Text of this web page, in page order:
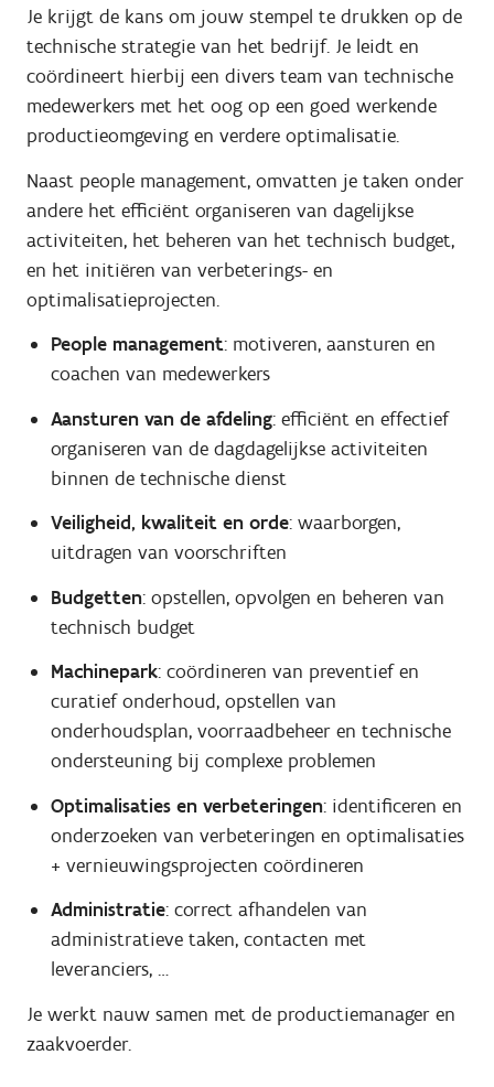
Je krijgt de kans om jouw stempel te drukken op de
technische strategie van het bedrijf. Je leidt en
coördineert hierbij een divers team van technische
medewerkers met het oog op een goed werkende
productieomgeving en verdere optimalisatie.
Naast people management, omvatten je taken onder
andere het efficiënt organiseren van dagelijkse
activiteiten, het beheren van het technisch budget,
en het initiëren van verbeterings- en
optimalisatieprojecten.
People management: motiveren, aansturen en
coachen van medewerkers
Aansturen van de afdeling: efficiënt en effectief
organiseren van de dagdagelijkse activiteiten
binnen de technische dienst
Veiligheid, kwaliteit en orde: waarborgen,
uitdragen van voorschriften
Budgetten: opstellen, opvolgen en beheren van
technisch budget
Machinepark: coördineren van preventief en
curatief onderhoud, opstellen van
onderhoudsplan, voorraadbeheer en technische
ondersteuning bij complexe problemen
Optimalisaties en verbeteringen: identificeren en
onderzoeken van verbeteringen en optimalisaties
+ vernieuwingsprojecten coördineren
Administratie: correct afhandelen van
administratieve taken, contacten met
leveranciers, …
Je werkt nauw samen met de productiemanager en
zaakvoerder.